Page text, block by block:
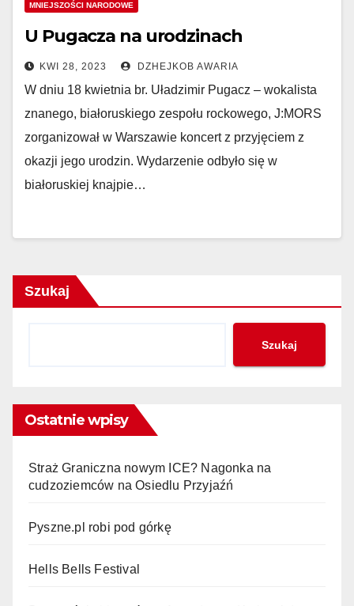
MNIEJSZOŚCI NARODOWE
U Pugacza na urodzinach
KWI 28, 2023 DZHEJKOB AWARIA
W dniu 18 kwietnia br. Uładzimir Pugacz – wokalista
znanego, białoruskiego zespołu rockowego, J:MORS
zorganizował w Warszawie koncert z przyjęciem z
okazji jego urodzin. Wydarzenie odbyło się w
białoruskiej knajpie…
Szukaj
Szukaj
Ostatnie wpisy
Straż Graniczna nowym ICE? Nagonka na
cudzoziemców na Osiedlu Przyjaźń
Pyszne.pl robi pod górkę
Hells Bells Festival